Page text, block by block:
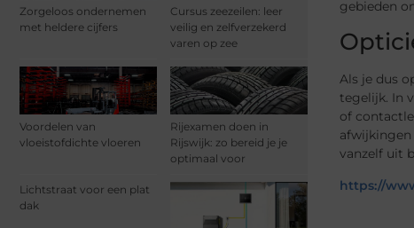
Zorgeloos ondernemen
met heldere cijfers
Cursus zeezeilen: leer
veilig en zelfverzekerd
varen op zee
Voordelen van
vloeistofdichte vloeren
Rijexamen doen in
Rijswijk: zo bereid je je
optimaal voor
Lichtstraat voor een plat
dak
gebieden
Als je dus
tegelijk. In
of
afwijkingen
vanzelf uit
https://